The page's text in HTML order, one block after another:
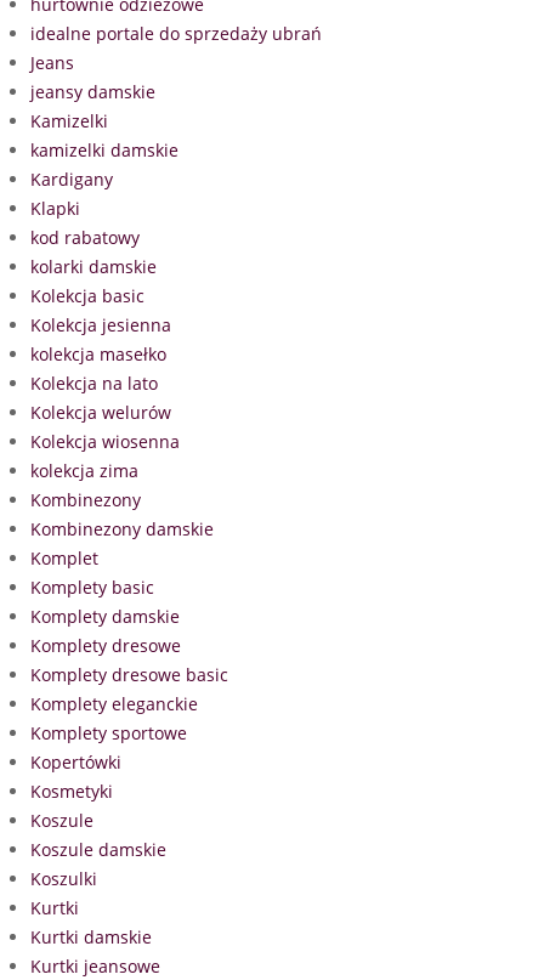
idealne portale do sprzedaży ubrań
Jeans
jeansy damskie
Kamizelki
kamizelki damskie
Kardigany
Klapki
kod rabatowy
kolarki damskie
Kolekcja basic
Kolekcja jesienna
kolekcja masełko
Kolekcja na lato
Kolekcja welurów
Kolekcja wiosenna
kolekcja zima
Kombinezony
Kombinezony damskie
Komplet
Komplety basic
Komplety damskie
Komplety dresowe
Komplety dresowe basic
Komplety eleganckie
Komplety sportowe
Kopertówki
Kosmetyki
Koszule
Koszule damskie
Koszulki
Kurtki
Kurtki damskie
Kurtki jeansowe